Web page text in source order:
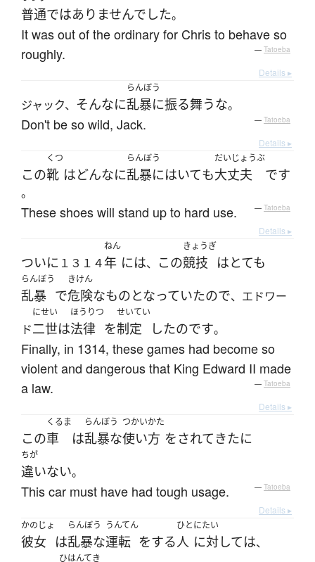
普通ではありませんでした。
It was out of the ordinary for Chris to behave so
roughly.
— Tatoeba
Details ▸
ジャック、 そんなに
らんぼう
乱暴に振る舞うな。
Don't be so wild, Jack. — Tatoeba
Details ▸
この
くつ
靴 はどんなに
らんぼう
乱暴にはいても
だいじょうぶ
大丈夫 です
。
These shoes will stand up to hard use. — Tatoeba
Details ▸
ついに １３１４
ねん
年 には、 この
きょうぎ
競技 はとても
らんぼう
乱暴 で
きけん
危険なものとなっていたので、エドワー
ド
にせい
二世は
ほうりつ
法律 を
せいてい
制定 したのです。
Finally, in 1314, these games had become so
violent and dangerous that King Edward II made
a law.
— Tatoeba
Details ▸
この
くるま
車 は
らんぼう
乱暴な
つかいかた
使い方 をされて きたに
ちが
違いない。
This car must have had tough usage. — Tatoeba
Details ▸
かのじょ
彼女 は
らんぼう
乱暴な
うんてん
運転 をする
ひと
人
にたい
に対しては、
ひはんてき